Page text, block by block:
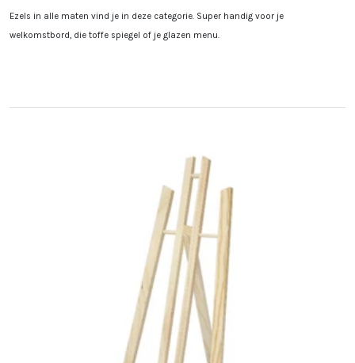
Ezels in alle maten vind je in deze categorie. Super handig voor je
welkomstbord, die toffe spiegel of je glazen menu.